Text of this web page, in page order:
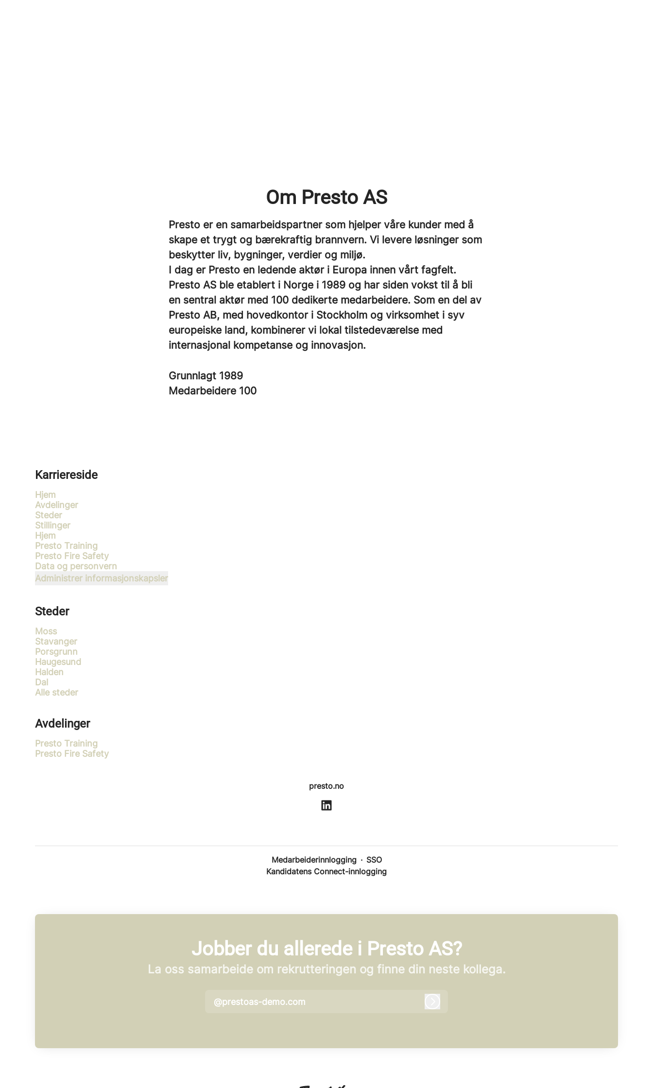
Om Presto AS
Presto er en samarbeidspartner som hjelper våre kunder med å
skape et trygt og bærekraftig brannvern. Vi levere løsninger som
beskytter liv, bygninger, verdier og miljø.
I dag er Presto en ledende aktør i Europa innen vårt fagfelt.
Presto AS ble etablert i Norge i 1989 og har siden vokst til å bli
en sentral aktør med 100 dedikerte medarbeidere. Som en del av
Presto AB, med hovedkontor i Stockholm og virksomhet i syv
europeiske land, kombinerer vi lokal tilstedeværelse med
internasjonal kompetanse og innovasjon.
Grunnlagt 1989
Medarbeidere 100
Karriereside
Hjem
Avdelinger
Steder
Stillinger
Hjem
Presto Training
Presto Fire Safety
Data og personvern
Administrer informasjonskapsler
Steder
Moss
Stavanger
Porsgrunn
Haugesund
Halden
Dal
Alle steder
Avdelinger
Presto Training
Presto Fire Safety
presto.no
Medarbeiderinnlogging · SSO
Kandidatens Connect-innlogging
Jobber du allerede i Presto AS?
La oss samarbeide om rekrutteringen og finne din neste kollega.
@prestoas-demo.com